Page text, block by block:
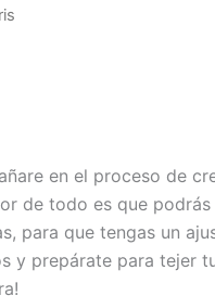
en el proceso de
de todo es que podrás
para que tengas un
y prepárate para tejer